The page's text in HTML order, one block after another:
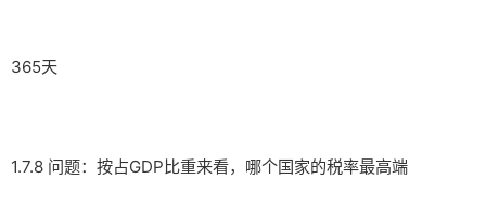
365天
1.7.8 问题：按占GDP比重来看，哪个国家的税率最高端